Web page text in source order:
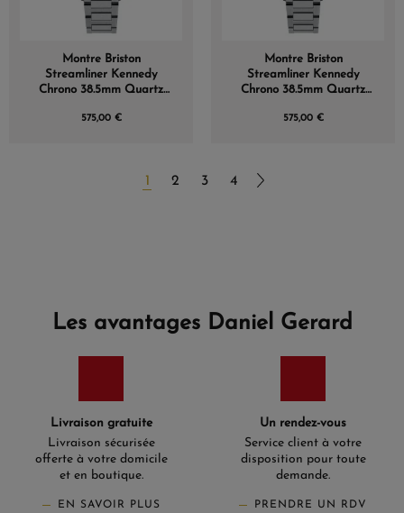
Montre Briston
Streamliner Kennedy
Chrono 38.5mm Quartz
575,00 €
Montre Briston
Streamliner Kennedy
Chrono 38.5mm Quartz
575,00 €
1 2 3 4
Les avantages Daniel Gerard
Livraison gratuite
Livraison sécurisée
offerte à votre domicile
et en boutique.
EN SAVOIR PLUS
Un rendez-vous
Service client à votre
disposition pour toute
demande.
PRENDRE UN RDV